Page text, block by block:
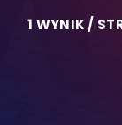
1 WYNIK /